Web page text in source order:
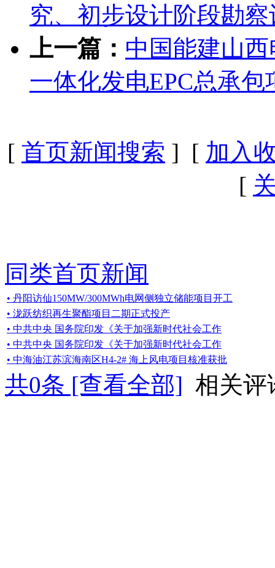
究、初步设计阶段勘
上一篇： 中国能建山
一体化发电EPC总承包
[ 首页新闻搜索 ] [ 加入
[
同类首页新闻
• 丹阳访仙150MW/300MWh电网侧独立储能项目开工
• 泷跃纺织再生聚酯项目二期正式投产
• 中共中央 国务院印发《关于加强新时代社会工作
• 中共中央 国务院印发《关于加强新时代社会工作
• 中海油江苏滨海南区H4-2# 海上风电项目核准获批
共0条 [查看全部] 相关评